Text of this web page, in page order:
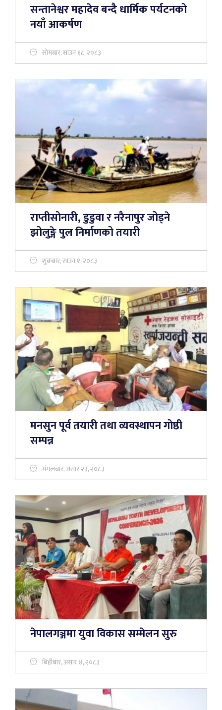
सन्तानेश्वर महादेव बन्दै धार्मिक पर्यटनको
नयाँ आकर्षण
सोमबार, साउन १८, २०८३
राप्तीसोनारी, डुडुवा र नरैनापुर जोड्ने
झोलुङ्गे पुल निर्माणको तयारी
शुक्रबार, साउन १, २०८३
मनसुन पूर्व तयारी तथा व्यवस्थापन गोष्ठी
सम्पन्न
मंगलबार, असार २३, २०८३
नेपालगञ्जमा युवा विकास सम्मेलन सुरु
बिहीबार, असार ४, २०८३